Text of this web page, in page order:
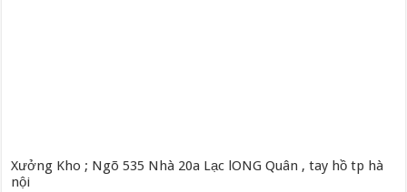
Xưởng Kho ; Ngõ 535 Nhà 20a Lạc lONG Quân , tay hồ tp hà
nội